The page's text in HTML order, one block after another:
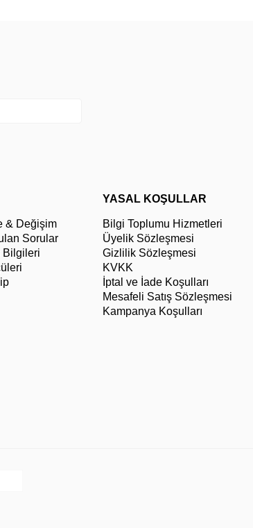
& Değişim
Sorular
Bilgileri
YASAL KOŞULLAR
Bilgi Toplumu Hizmetleri
Üyelik Sözleşmesi
Gizlilik Sözleşmesi
KVKK
İptal ve İade Koşulları
Mesafeli Satış Sözleşmesi
Kampanya Koşulları